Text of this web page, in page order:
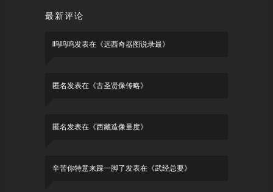
最新评论
呜呜呜发表在《远西奇器图说录最》
匿名发表在《古圣贤像传略》
匿名发表在《西藏造像量度》
辛苦你特意来踩一脚了发表在《武经总要》